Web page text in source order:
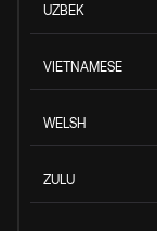
UZBEK
VIETNAMESE
WELSH
ZULU